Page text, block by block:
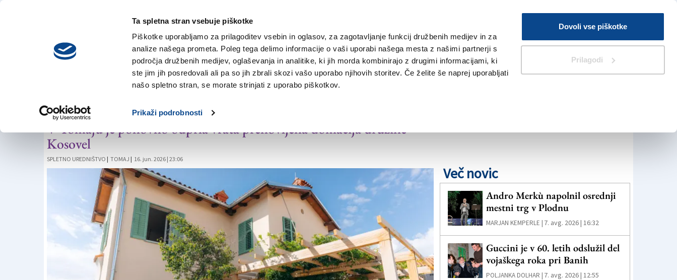
Ta spletna stran vsebuje piškotke
Piškotke uporabljamo za prilagoditev vsebin in oglasov, za zagotavljanje funkcij družbenih medijev in za
analize našega prometa. Poleg tega delimo informacije o vaši uporabi našega mesta z našimi partnerji s
področja družbenih medijev, oglaševanja in analitike, ki jih morda kombinirajo z drugimi informacijami, ki
ste jim jih posredovali ali pa so jih zbrali skozi vašo uporabo njihovih storitev. Če želite še naprej uporabljati
našo spletno stran, se morate strinjati z uporabo piškotkov.
Prikaži podrobnosti
Dovoli vse piškotke
Prilagodi
sobota,
8. avgusta 2026
V Kioskih
Iskanje
NOVICE TRŽAŠKA GORIŠKA KULTURA ŠPORT ŠE
KOSOVELOVA DOMAČIJA
Kosovelovi so se vrnili domov
V Tomaju je ponovno odprla vrata prenovljena domačija družine
Kosovel
SPLETNO UREDNIŠTVO | TOMAJ | 16. jun. 2026 | 23:06
Več novic
Andro Merkù napolnil osrednji
mestni trg v Plodnu
MARJAN KEMPERLE | 7. avg. 2026 | 16:32
Guccini je v 60. letih odslužil del
vojaškega roka pri Banih
POLJANKA DOLHAR | 7. avg. 2026 | 12:55